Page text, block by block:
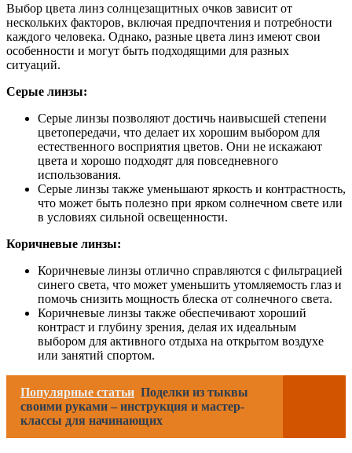
Выбор цвета линз солнцезащитных очков зависит от
нескольких факторов, включая предпочтения и потребности
каждого человека. Однако, разные цвета линз имеют свои
особенности и могут быть подходящими для разных
ситуаций.
Серые линзы:
Серые линзы позволяют достичь наивысшей степени
цветопередачи, что делает их хорошим выбором для
естественного восприятия цветов. Они не искажают
цвета и хорошо подходят для повседневного
использования.
Серые линзы также уменьшают яркость и контрастность,
что может быть полезно при ярком солнечном свете или
в условиях сильной освещенности.
Коричневые линзы:
Коричневые линзы отлично справляются с фильтрацией
синего света, что может уменьшить утомляемость глаз и
помочь снизить мощность блеска от солнечного света.
Коричневые линзы также обеспечивают хороший
контраст и глубину зрения, делая их идеальным
выбором для активного отдыха на открытом воздухе
или занятий спортом.
Популярные статьи Поделки из тыквы
своими руками – инструкция и мастер-
классы для начинающих